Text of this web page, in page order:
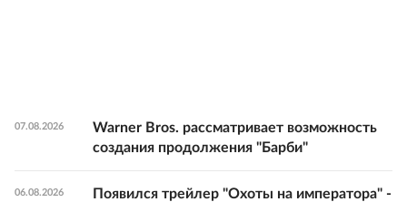
07.08.2026
Warner Bros. рассматривает возможность
создания продолжения "Барби"
06.08.2026
Появился трейлер "Охоты на императора" -